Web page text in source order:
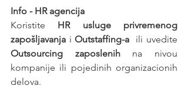
Info - HR agencija
Koristite HR usluge privremenog
zapošljavanja i Outstaffing-a
Outsourcing zaposlenih na nivou
kompanije ili pojedinih organizacionih
delova.